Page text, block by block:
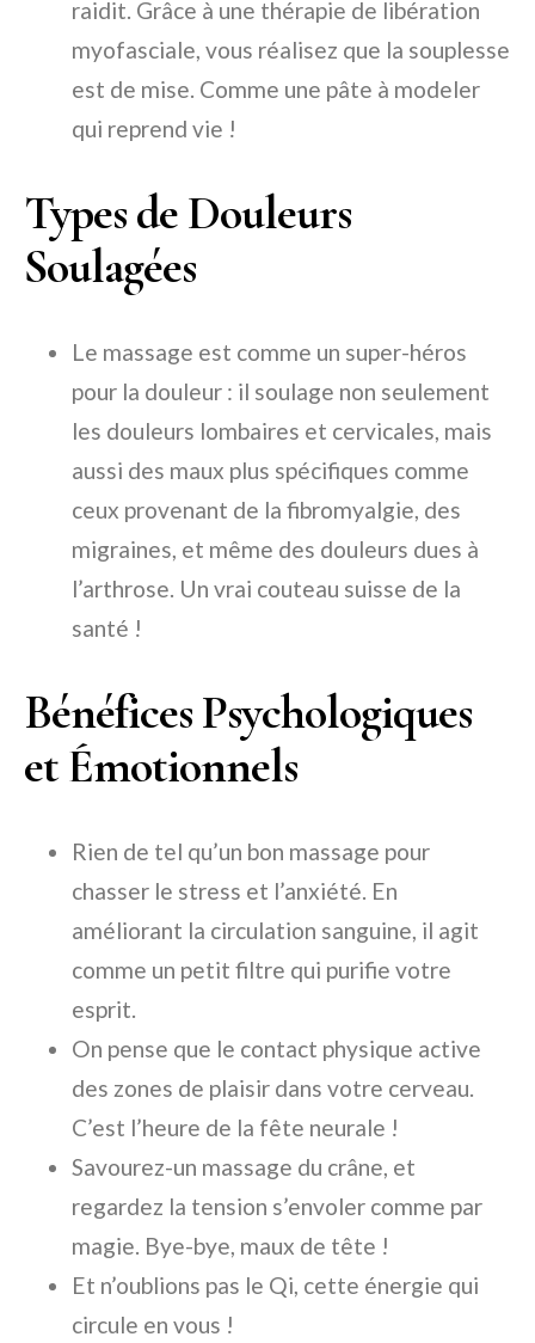
raidit. Grâce à une thérapie de libération
myofasciale, vous réalisez que la souplesse
est de mise. Comme une pâte à modeler
qui reprend vie !
Types de Douleurs
Soulagées
Le massage est comme un super-héros
pour la douleur : il soulage non seulement
les douleurs lombaires et cervicales, mais
aussi des maux plus spécifiques comme
ceux provenant de la fibromyalgie, des
migraines, et même des douleurs dues à
l’arthrose. Un vrai couteau suisse de la
santé !
Bénéfices Psychologiques
et Émotionnels
Rien de tel qu’un bon massage pour
chasser le stress et l’anxiété. En
améliorant la circulation sanguine, il agit
comme un petit filtre qui purifie votre
esprit.
On pense que le contact physique active
des zones de plaisir dans votre cerveau.
C’est l’heure de la fête neurale !
Savourez-un massage du crâne, et
regardez la tension s’envoler comme par
magie. Bye-bye, maux de tête !
Et n’oublions pas le Qi, cette énergie qui
circule en vous !